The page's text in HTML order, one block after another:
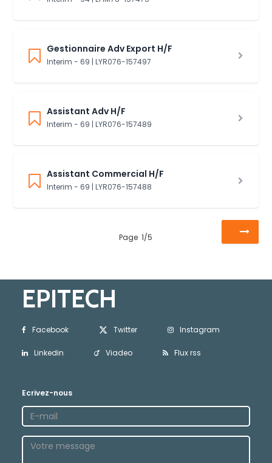
Gestionnaire Adv Export H/F
Interim - 69 | LYR076-157497
Assistant Adv H/F
Interim - 69 | LYR076-157489
Assistant Commercial H/F
Interim - 69 | LYR076-157488
Page 1/5
EPITECH
Facebook Twitter Instagram
Linkedin Viadeo Flux rss
Ecrivez-nous